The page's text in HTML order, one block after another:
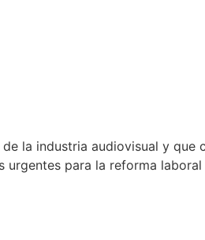
la industria audiovisual y
para la reforma